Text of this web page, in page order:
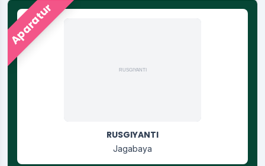
Aparatur
RUSGIYANTI
Jagabaya